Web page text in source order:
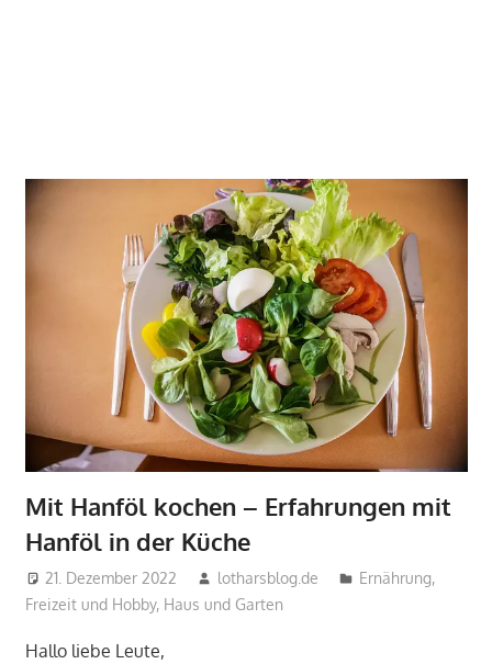
Mit Hanföl kochen – Erfahrungen mit
Hanföl in der Küche
21. Dezember 2022 lotharsblog.de Ernährung,
Freizeit und Hobby, Haus und Garten
Hallo liebe Leute,